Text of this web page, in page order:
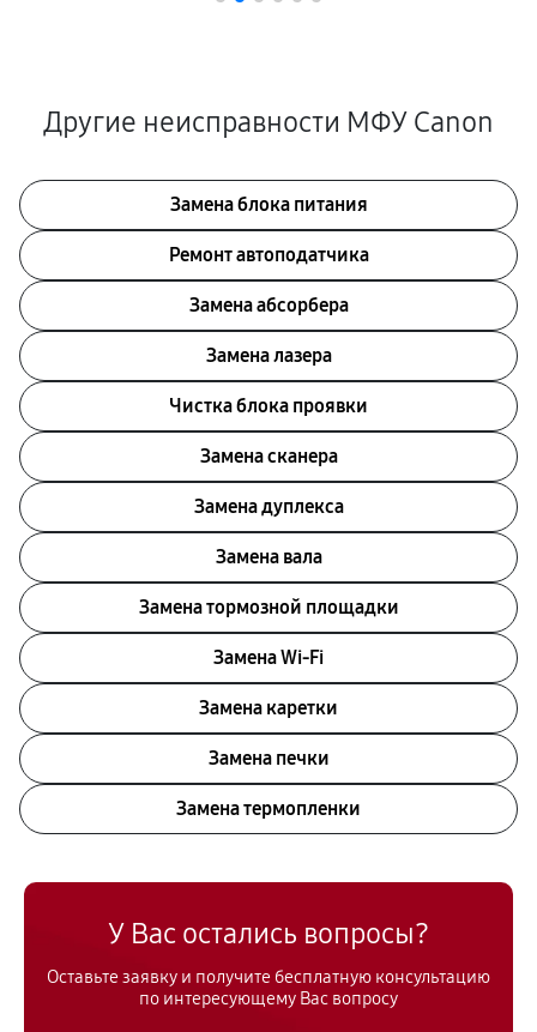
Другие неисправности МФУ Canon
Замена блока питания
Ремонт автоподатчика
Замена абсорбера
Замена лазера
Чистка блока проявки
Замена сканера
Замена дуплекса
Замена вала
Замена тормозной площадки
Замена Wi-Fi
Замена каретки
Замена печки
Замена термопленки
У Вас остались вопросы?
Оставьте заявку и получите бесплатную консультацию
по интересующему Вас вопросу